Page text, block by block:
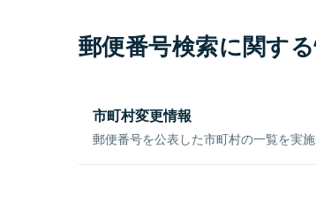
郵便番号検索に関す
市町村変更情報
郵便番号を公表した市町村の一覧を実